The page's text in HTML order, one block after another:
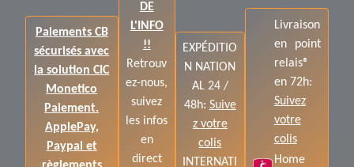
Paiements CB
sécurisés avec
la solution CIC
Monetico
Paiement.
ApplePay,
Paypal et
DE
L'INFO
!!
Retrouv
ez-nous,
suivez
les infos
en
direct
EXPÉDITIO
N NATION
AL 24 /
48h: Suive
z votre
colis
INTERNATI
Livraison
en point
relais®
en 72h:
Suivez
votre
colis
Home